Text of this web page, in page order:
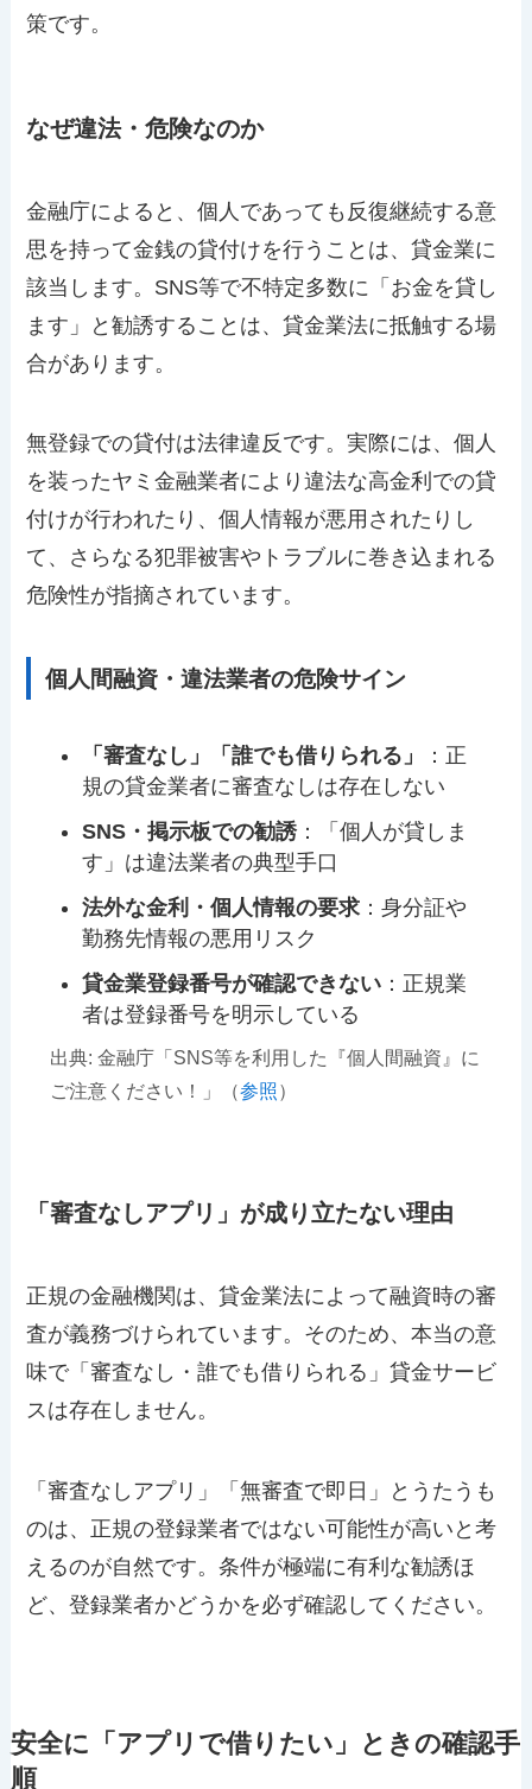
策です。
なぜ違法・危険なのか
金融庁によると、個人であっても反復継続する意
思を持って金銭の貸付けを行うことは、貸金業に
該当します。SNS等で不特定多数に「お金を貸し
ます」と勧誘することは、貸金業法に抵触する場
合があります。
無登録での貸付は法律違反です。実際には、個人
を装ったヤミ金融業者により違法な高金利での貸
付けが行われたり、個人情報が悪用されたりし
て、さらなる犯罪被害やトラブルに巻き込まれる
危険性が指摘されています。
個人間融資・違法業者の危険サイン
「審査なし」「誰でも借りられる」
：正
規の貸金業者に審査なしは存在しない
SNS・掲示板での勧誘：「個人が貸しま
す」は違法業者の典型手口
法外な金利・個人情報の要求 ：身分証や
勤務先情報の悪用リスク
貸金業登録番号が確認できない ：正規業
者は登録番号を明示している
出典: 金融庁「SNS等を利用した『個人間融資』に
ご注意ください！」（参照）
「審査なしアプリ」が成り立たない理由
正規の金融機関は、貸金業法によって融資時の審
査が義務づけられています。そのため、本当の意
味で「審査なし・誰でも借りられる」貸金サービ
スは存在しません。
「審査なしアプリ」「無審査で即日」とうたうも
のは、正規の登録業者ではない可能性が高いと考
えるのが自然です。条件が極端に有利な勧誘ほ
ど、登録業者かどうかを必ず確認してください。
安全に「アプリで借りたい」ときの確認手
順